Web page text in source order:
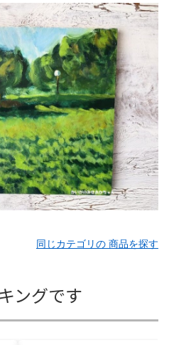
同じカテゴリの 商品を探す
ングです